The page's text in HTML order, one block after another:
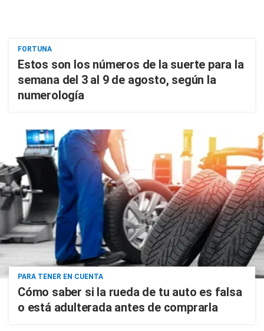
FORTUNA
Estos son los números de la suerte para la
semana del 3 al 9 de agosto, según la
numerología
PARA TENER EN CUENTA
Cómo saber si la rueda de tu auto es falsa
o está adulterada antes de comprarla